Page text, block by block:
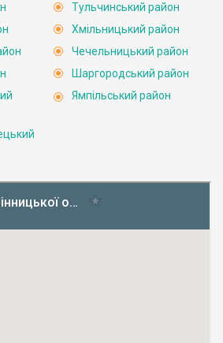
Тульчинський район
Хмільницький район
Чечельницький район
Шаргородський район
Ямпільський район